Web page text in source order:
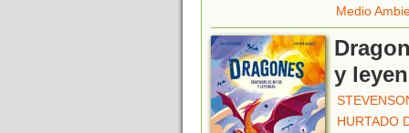
Medio
y
HURTADO